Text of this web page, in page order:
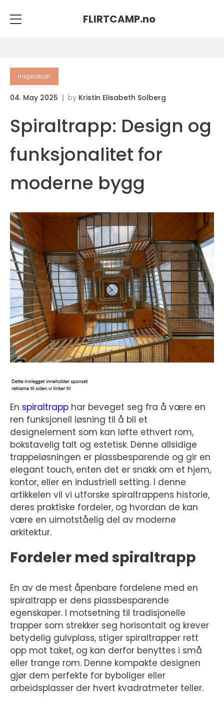
FLIRTCAMP.no
inspiration
04. May 2025 by Kristin Elisabeth Solberg
Spiraltrapp: Design og
funksjonalitet for
moderne bygg
En spiraltrapp har beveget seg fra å være en
ren funksjonell løsning til å bli et
designelement som kan løfte ethvert rom,
bokstavelig talt og estetisk. Denne allsidige
trappeløsningen er plassbesparende og gir en
elegant touch, enten det er snakk om et hjem,
kontor, eller en industriell setting. I denne
artikkelen vil vi utforske spiraltrappens historie,
deres praktiske fordeler, og hvordan de kan
være en uimotståelig del av moderne
arkitektur.
Fordeler med spiraltrapp
En av de mest åpenbare fordelene med en
spiraltrapp er dens plassbesparende
egenskaper. I motsetning til tradisjonelle
trapper som strekker seg horisontalt og krever
betydelig gulvplass, stiger spiraltrapper rett
opp mot taket, og kan derfor benyttes i små
eller trange rom. Denne kompakte designen
gjør dem perfekte for byboliger eller
arbeidsplasser der hvert kvadratmeter teller.